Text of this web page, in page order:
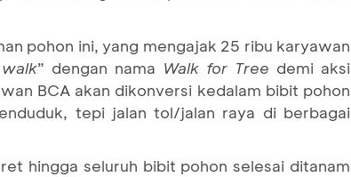
pohon ini, yang mengajak 25 ribu karyawan
” dengan nama Walk for Tree demi aksi
BCA akan dikonversi kedalam bibit pohon
tepi jalan tol/jalan raya di berbagai
hingga seluruh bibit pohon selesai ditanam